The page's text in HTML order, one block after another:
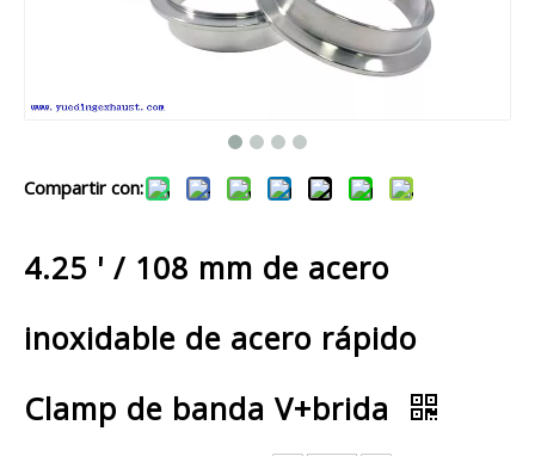
Compartir con:
4.25 ' / 108 mm de acero
inoxidable de acero rápido
Clamp de banda V+brida